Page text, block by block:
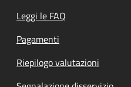
Leggi le FAQ
Pagamenti
Riepilogo valutazioni